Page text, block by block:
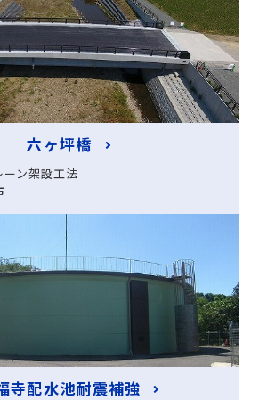
六ヶ坪橋
ン架設工法
寺配水池耐震補強